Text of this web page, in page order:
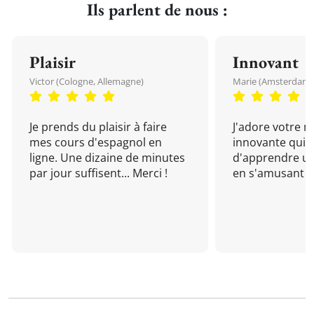
Ils parlent de nous :
Plaisir
Victor (Cologne, Allemagne)
Je prends du plaisir à faire
mes cours d'espagnol en
ligne. Une dizaine de minutes
par jour suffisent... Merci !
Innovant
Marie (Amsterdam,
J'adore votre
innovante qui
d'apprendre
en s'amusant !